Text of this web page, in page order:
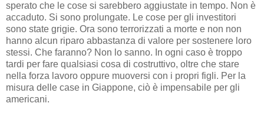
sperato che le cose si sarebbero aggiustate in tempo. Non è
accaduto. Si sono prolungate. Le cose per gli investitori
sono state grigie. Ora sono terrorizzati a morte e non non
hanno alcun riparo abbastanza di valore per sostenere loro
stessi. Che faranno? Non lo sanno. In ogni caso è troppo
tardi per fare qualsiasi cosa di costruttivo, oltre che stare
nella forza lavoro oppure muoversi con i propri figli. Per la
misura delle case in Giappone, ciò è impensabile per gli
americani.